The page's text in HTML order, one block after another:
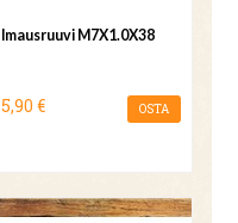
Ilmausruuvi M7X1.0X38
5,90 € OSTA